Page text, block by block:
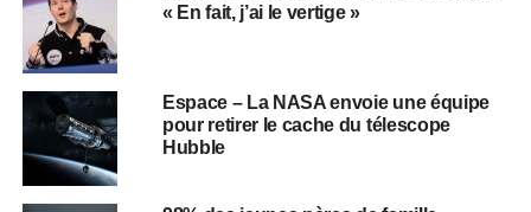
« En fait, j’ai le vertige »
Espace – La NASA envoie une équipe
pour retirer le cache du télescope
Hubble